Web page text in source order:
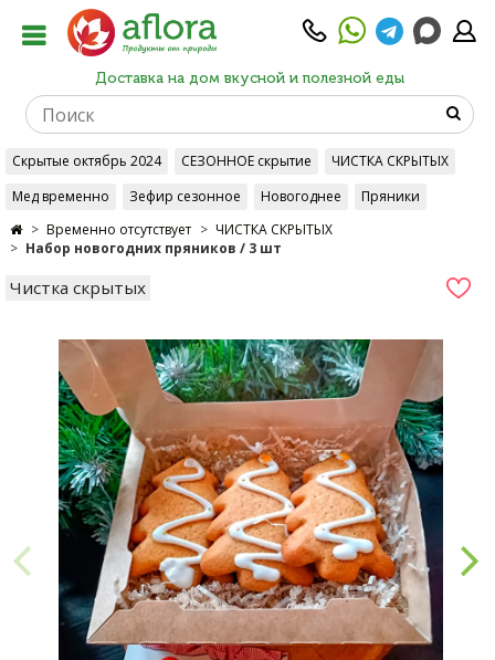
Доставка на дом вкусной и полезной еды
Скрытые октябрь 2024 СЕЗОННОЕ скрытие
ЧИСТКА СКРЫТЫХ
Мед временно
Зефир сезонное Новогоднее
Пряники
Временно отсутствует
ЧИСТКА СКРЫТЫХ
Набор новогодних пряников / 3 шт
Чистка скрытых